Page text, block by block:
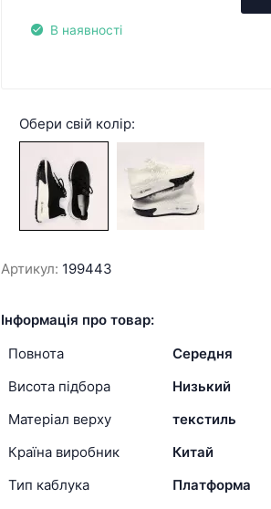
В наявності
Обери свій колір:
Артикул: 199443
Інформація про товар:
Повнота
Середня
Висота підбора
Низький
Матеріал верху
текстиль
Країна виробник
Китай
Тип каблука
Платформа